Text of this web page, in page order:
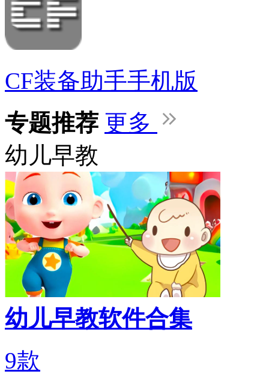
CF装备助手手机版
专题推荐 更多
幼儿早教
幼儿早教软件合集
9款